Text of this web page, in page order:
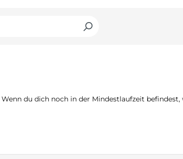
du dich noch in der Mindestlaufzeit